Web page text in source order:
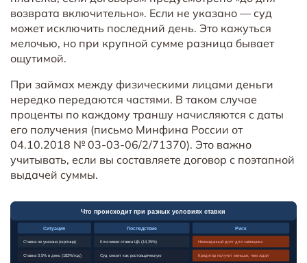
возврата включительно». Если не указано — суд
может исключить последний день. Это кажуться
мелочью, но при крупной сумме разница бывает
ощутимой.
При займах между физическими лицами деньги
нередко передаются частями. В таком случае
проценты по каждому траншу начисляются с даты
его получения (письмо Минфина России от
04.10.2018 № 03-03-06/2/71370). Это важно
учитывать, если вы составляете договор с поэтапной
выдачей суммы.